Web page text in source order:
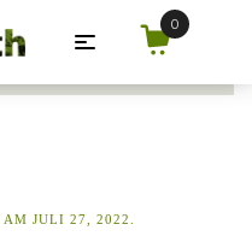
AM JULI 27, 2022